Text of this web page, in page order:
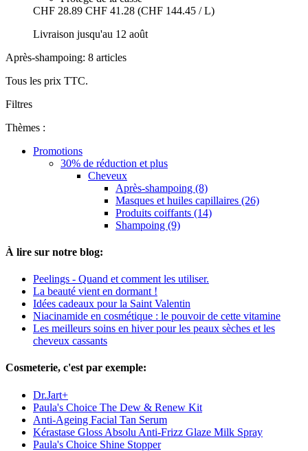
CHF 28.89 CHF 41.28 (CHF 144.45 / L)
Livraison jusqu'au 12 août
Après-shampoing: 8 articles
Tous les prix TTC.
Filtres
Thèmes :
Promotions
30% de réduction et plus
Cheveux
Après-shampoing (8)
Masques et huiles capillaires (26)
Produits coiffants (14)
Shampoing (9)
À lire sur notre blog:
Peelings - Quand et comment les utiliser.
La beauté vient en dormant !
Idées cadeaux pour la Saint Valentin
Niacinamide en cosmétique : le pouvoir de cette vitamine
Les meilleurs soins en hiver pour les peaux sèches et les
cheveux cassants
Cosmeterie, c'est par exemple:
Dr.Jart+
Paula's Choice The Dew & Renew Kit
Anti-Ageing Facial Tan Serum
Kérastase Gloss Absolu Anti-Frizz Glaze Milk Spray
Paula's Choice Shine Stopper